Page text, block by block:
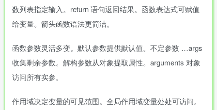
数列表指定输入。return 语句返回结果。函数表达式可赋值
给变量。箭头函数语法更简洁。
函数参数灵活多变。默认参数提供默认值。不定参数 …args
收集剩余参数。解构参数从对象提取属性。arguments 对象
访问所有实参。
作用域决定变量的可见范围。全局作用域变量处处可访问。